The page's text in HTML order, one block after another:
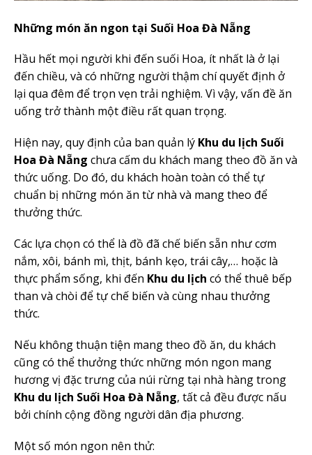
Những món ăn ngon tại Suối Hoa Đà Nẵng
Hầu hết mọi người khi đến suối Hoa, ít nhất là ở lại
đến chiều, và có những người thậm chí quyết định ở
lại qua đêm để trọn vẹn trải nghiệm. Vì vậy, vấn đề ăn
uống trở thành một điều rất quan trọng.
Hiện nay, quy định của ban quản lý Khu du lịch Suối
Hoa Đà Nẵng chưa cấm du khách mang theo đồ ăn và
thức uống. Do đó, du khách hoàn toàn có thể tự
chuẩn bị những món ăn từ nhà và mang theo để
thưởng thức.
Các lựa chọn có thể là đồ đã chế biến sẵn như cơm
nắm, xôi, bánh mì, thịt, bánh kẹo, trái cây,… hoặc là
thực phẩm sống, khi đến Khu du lịch có thể thuê bếp
than và chòi để tự chế biến và cùng nhau thưởng
thức.
Nếu không thuận tiện mang theo đồ ăn, du khách
cũng có thể thưởng thức những món ngon mang
hương vị đặc trưng của núi rừng tại nhà hàng trong
Khu du lịch Suối Hoa Đà Nẵng, tất cả đều được nấu
bởi chính cộng đồng người dân địa phương.
Một số món ngon nên thử: